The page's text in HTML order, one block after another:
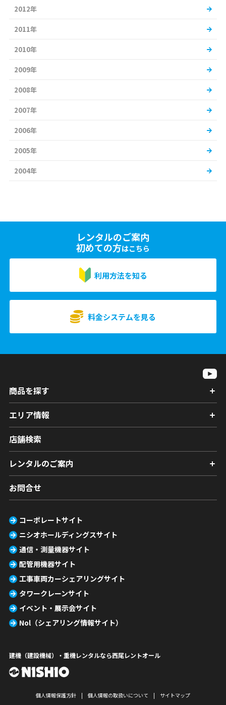
2012年
2011年
2010年
2009年
2008年
2007年
2006年
2005年
2004年
レンタルのご案内
初めての方はこちら
利用方法を知る
料金システムを見る
商品を探す
エリア情報
店舗検索
レンタルのご案内
お問合せ
コーポレートサイト
ニシオホールディングスサイト
通信・測量機器サイト
配管用機器サイト
工事車両カーシェアリングサイト
タワークレーンサイト
イベント・展示会サイト
Nol（シェアリング情報サイト）
建機（建設機械）・重機レンタルなら西尾レントオール
個人情報保護方針 個人情報の取扱いについて サイトマップ